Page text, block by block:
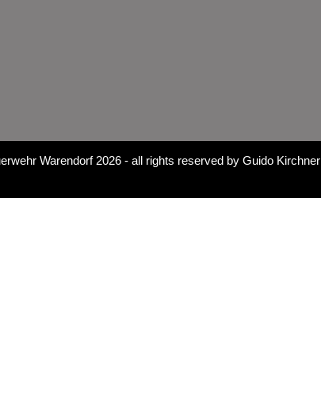
Warendorf 2026- all rights reserved by Guido Kirchner